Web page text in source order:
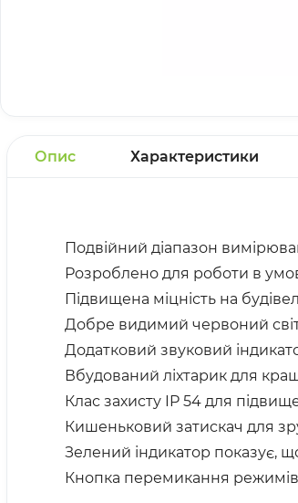
Опис Характеристики
Подвійний діапазон
Розроблено для роботи в
Підвищена міцність на
Добре видимий червоний
Додатковий звуковий
Вбудований ліхтарик для
Клас захисту IP 54 для
Кишеньковий затискач для
Зелений індикатор показує,
Кнопка перемикання режимів